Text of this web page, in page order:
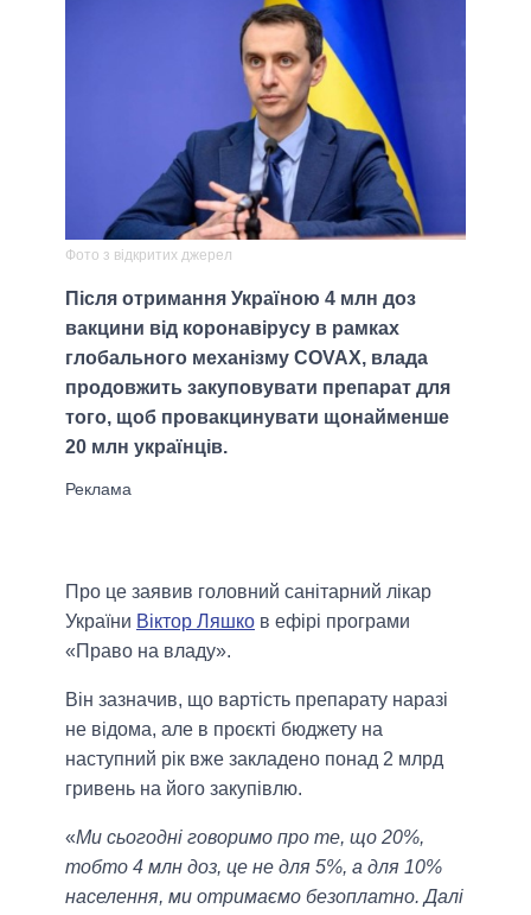
Фото з відкритих джерел
Після отримання Україною 4 млн доз
вакцини від коронавірусу в рамках
глобального механізму COVAX, влада
продовжить закуповувати препарат для
того, щоб провакцинувати щонайменше
20 млн українців.
Про це заявив головний санітарний лікар
України Віктор Ляшко в ефірі програми
«Право на владу».
Він зазначив, що вартість препарату наразі
не відома, але в проєкті бюджету на
наступний рік вже закладено понад 2 млрд
гривень на його закупівлю.
«Ми сьогодні говоримо про те, що 20%,
тобто 4 млн доз, це не для 5%, а для 10%
населення, ми отримаємо безоплатно. Далі